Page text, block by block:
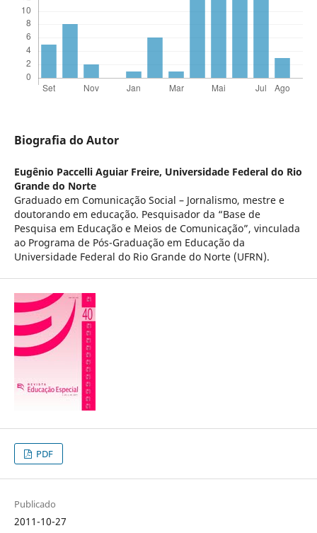
Biografia do Autor
Eugênio Paccelli Aguiar Freire, Universidade Federal do Rio
Grande do Norte
Graduado em Comunicação Social – Jornalismo, mestre e
doutorando em educação. Pesquisador da “Base de
Pesquisa em Educação e Meios de Comunicação”, vinculada
ao Programa de Pós-Graduação em Educação da
Universidade Federal do Rio Grande do Norte (UFRN).
PDF
Publicado
2011-10-27